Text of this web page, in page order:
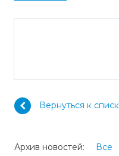
Вернуться к
Архив новостей: Все